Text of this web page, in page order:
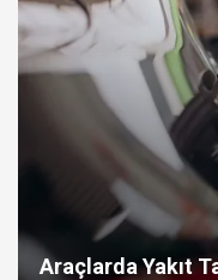
Araçlarda Yakıt